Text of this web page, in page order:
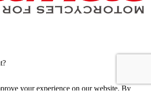
your experience on our website. By